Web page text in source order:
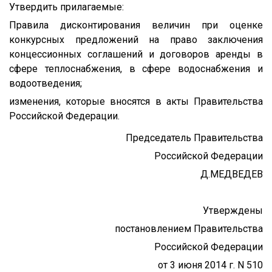
Утвердить прилагаемые:
Правила дисконтирования величин при оценке
конкурсных предложений на право заключения
концессионных соглашений и договоров аренды в
сфере теплоснабжения, в сфере водоснабжения и
водоотведения;
изменения, которые вносятся в акты Правительства
Российской Федерации.
Председатель Правительства
Российской Федерации
Д.МЕДВЕДЕВ
Утверждены
постановлением Правительства
Российской Федерации
от 3 июня 2014 г. N 510